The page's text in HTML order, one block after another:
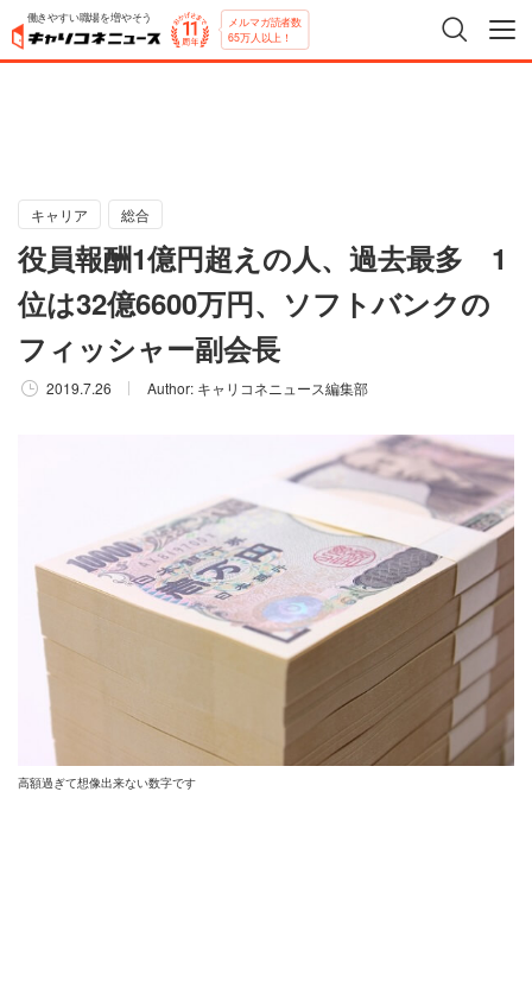
働きやすい職場を増やそう メルマガ読者数
65万人以上！
キャリア 総合
役員報酬1億円超えの人、過去最多 1
位は32億6600万円、ソフトバンクの
フィッシャー副会長
2019.7.26 Author: キャリコネニュース編集部
高額過ぎて想像出来ない数字です